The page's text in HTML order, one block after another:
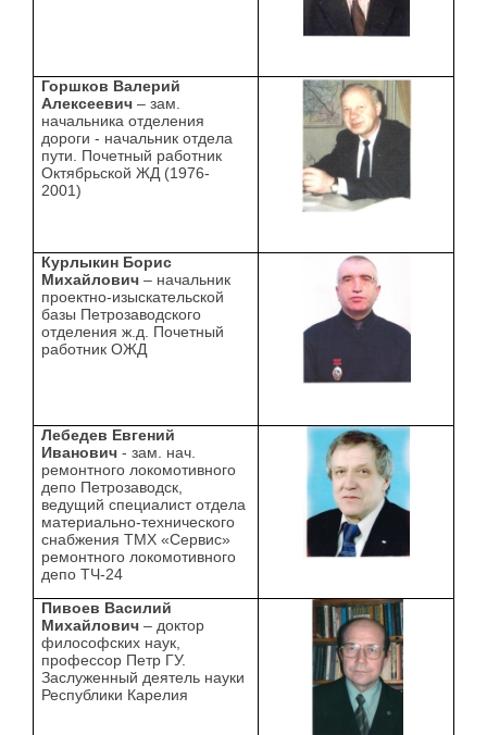
Горшков Валерий
Алексеевич– зам.
начальника отделения
дороги - начальник отдела
пути. Почетный работник
Октябрьской ЖД (1976-
2001)
Курлыкин Борис
Михайлович – начальник
проектно-изыскательской
базы Петрозаводского
отделения ж.д. Почетный
работник ОЖД
Лебедев Евгений
Иванович - зам. нач.
ремонтного локомотивного
депо Петрозаводск,
ведущий специалист отдела
материально-технического
снабжения ТМХ «Сервис»
ремонтного локомотивного
депо ТЧ-24
Пивоев Василий
Михайлович – доктор
философских наук,
профессор Петр ГУ.
Заслуженный деятель науки
Республики Карелия